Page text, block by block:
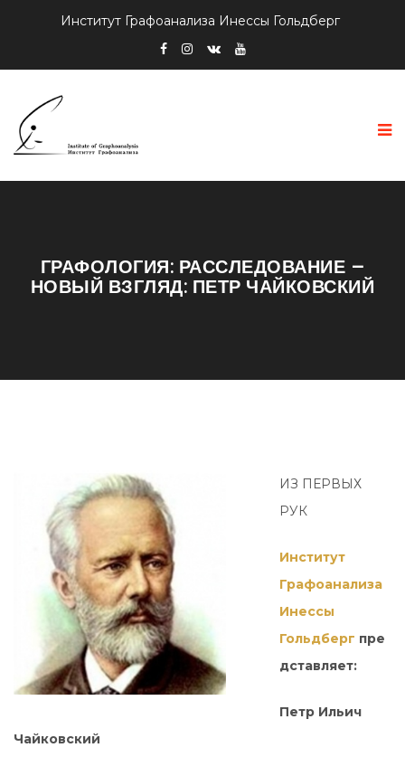
Институт Графоанализа Инессы Гольдберг
ГРАФОЛОГИЯ: РАССЛЕДОВАНИЕ –
НОВЫЙ ВЗГЛЯД: ПЕТР ЧАЙКОВСКИЙ
ИЗ ПЕРВЫХ
РУК
Институт
Графоанализа
Инессы
Гольдберг пре
дставляет:
Петр Ильич
Чайковский